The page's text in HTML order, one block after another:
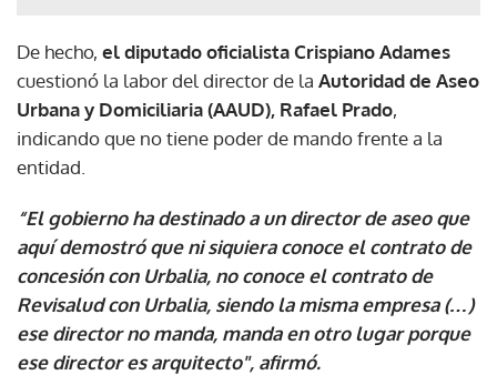
De hecho, el diputado oficialista Crispiano Adames
cuestionó la labor del director de la Autoridad de Aseo
Urbana y Domiciliaria (AAUD), Rafael Prado,
indicando que no tiene poder de mando frente a la
entidad.
“El gobierno ha destinado a un director de aseo que
aquí demostró que ni siquiera conoce el contrato de
concesión con Urbalia, no conoce el contrato de
Revisalud con Urbalia, siendo la misma empresa (…)
ese director no manda, manda en otro lugar porque
ese director es arquitecto", afirmó.